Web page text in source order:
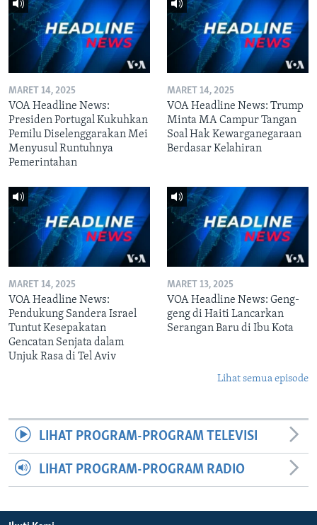
MARET 14, 2025
VOA Headline News:
Presiden Portugal Kukuhkan
Pemilu Diselenggarakan Mei
Menyusul Runtuhnya
Pemerintahan
MARET 14, 2025
VOA Headline News: Trump
Minta MA Campur Tangan
Soal Hak Kewarganegaraan
Berdasar Kelahiran
MARET 14, 2025
VOA Headline News:
Pendukung Sandera Israel
Tuntut Kesepakatan
Gencatan Senjata dalam
Unjuk Rasa di Tel Aviv
MARET 13, 2025
VOA Headline News: Geng-
geng di Haiti Lancarkan
Serangan Baru di Ibu Kota
Lihat semua episode
LIHAT PROGRAM-PROGRAM TELEVISI
LIHAT PROGRAM-PROGRAM RADIO